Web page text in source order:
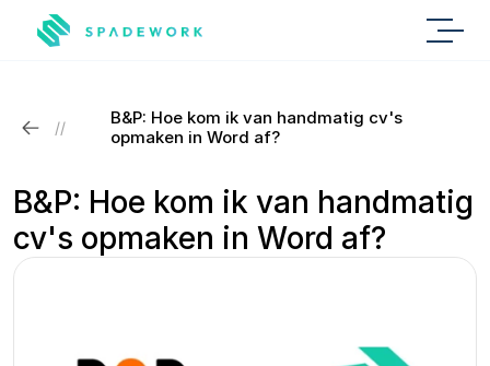
//
B&P: Hoe kom ik van handmatig cv's
opmaken in Word af?
B&P: Hoe kom ik van handmatig
cv's opmaken in Word af?